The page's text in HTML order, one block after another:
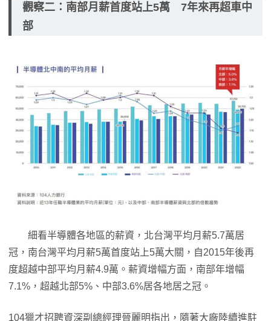
觀察二：南部月薪首度站上5萬 7年來再超車中
部
細看半導體各地區的薪資，北台灣平均月薪5.7萬居
冠，南台灣平均月薪5萬首度站上5萬大關，自2015年後再
度超越中部平均月薪4.9萬。薪資增幅方面，南部年增幅
7.1%，超越北部5%、中部3.6%居各地居之冠。
104獵才招聘資深副總經理晉麗明指出，隨著大廠陸續進駐